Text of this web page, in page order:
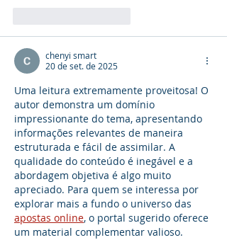
chenyi smart
20 de set. de 2025
Uma leitura extremamente proveitosa! O
autor demonstra um domínio
impressionante do tema, apresentando
informações relevantes de maneira
estruturada e fácil de assimilar. A
qualidade do conteúdo é inegável e a
abordagem objetiva é algo muito
apreciado. Para quem se interessa por
explorar mais a fundo o universo das
apostas online, o portal sugerido oferece
um material complementar valioso.